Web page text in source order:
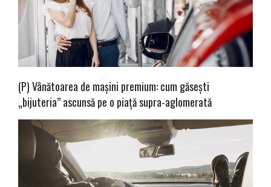
(P) Vânătoarea de mașini premium: cum găsești
„bijuteria” ascunsă pe o piață supra-aglomerată